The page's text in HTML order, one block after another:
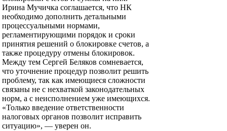
Ирина Мучичка соглашается, что НК
необходимо дополнить детальными
процессуальными нормами,
регламентирующими порядок и сроки
принятия решений о блокировке счетов, а
также процедуру отмены блокировок.
Между тем Сергей Беляков сомневается,
что уточнение процедур позволит решить
проблему, так как имеющиеся сложности
связаны не с нехваткой законодательных
норм, а с неисполнением уже имеющихся.
«Только введение ответственности
налоговых органов позволит исправить
ситуацию», — уверен он.